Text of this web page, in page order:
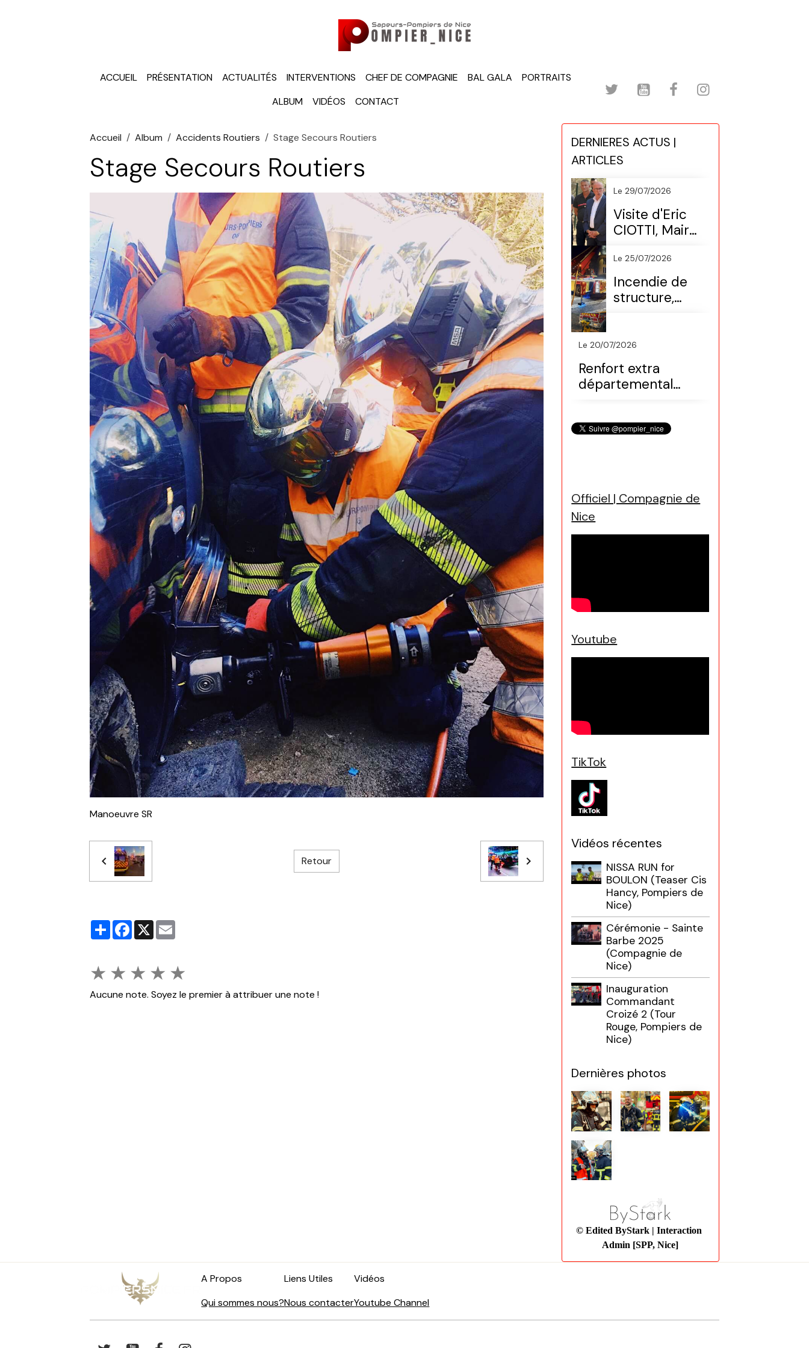
ACCUEIL PRÉSENTATION ACTUALITÉS INTERVENTIONS CHEF DE COMPAGNIE BAL GALA
PORTRAITS
ALBUM
VIDÉOS CONTACT
Accueil Album Accidents Routiers Stage Secours Routiers
Stage Secours Routiers
Manoeuvre SR
Retour
PartagerFacebook
X
★ ★ ★ ★ ★
Aucune note. Soyez le premier à attribuer une note !
DERNIERES ACTUS |
ARTICLES
Le 29/07/2026
Visite d'Eric
CIOTTI, Maire
(Préventive
FDF)
Le 25/07/2026
Incendie de
structure,
nord)
Le 20/07/2026
Renfort extra
départemental
Officiel | Compagnie de
Nice
Youtube
TikTok
Vidéos récentes
NISSA RUN for
BOULON (Teaser Cis
Hancy, Pompiers de
Nice)
Cérémonie - Sainte
Barbe 2025
(Compagnie de
Nice)
Inauguration
Commandant
Croizé 2 (Tour
Rouge, Pompiers de
Nice)
Dernières photos
© Edited ByStark | Interaction
Admin [SPP, Nice]
A Propos
Qui sommes nous?
Liens Utiles
Nous contacter
Vidéos
Youtube Channel